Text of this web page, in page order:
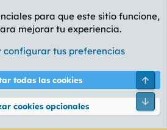
AMARILLO
reglas Política de privacidad Ayuda
® © 2010-2026 XenForo Ltd.
para que este sitio funcione,
mejorar tu experiencia.
configurar tus preferencias
todas las cookies
cookies opcionales
Pie